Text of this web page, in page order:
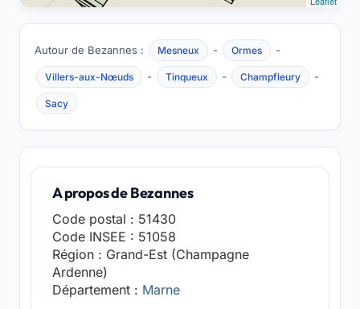
Autour de Bezannes : Mesneux - Ormes -
Villers-aux-Nœuds - Tinqueux - Champfleury -
Sacy
A propos de Bezannes
Code postal : 51430
Code INSEE : 51058
Région : Grand-Est (Champagne
Ardenne)
Département : Marne